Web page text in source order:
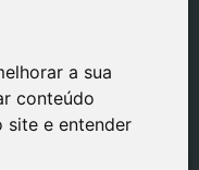
a sua
conteúdo
site e entender
a sua
conteúdo
site e entender